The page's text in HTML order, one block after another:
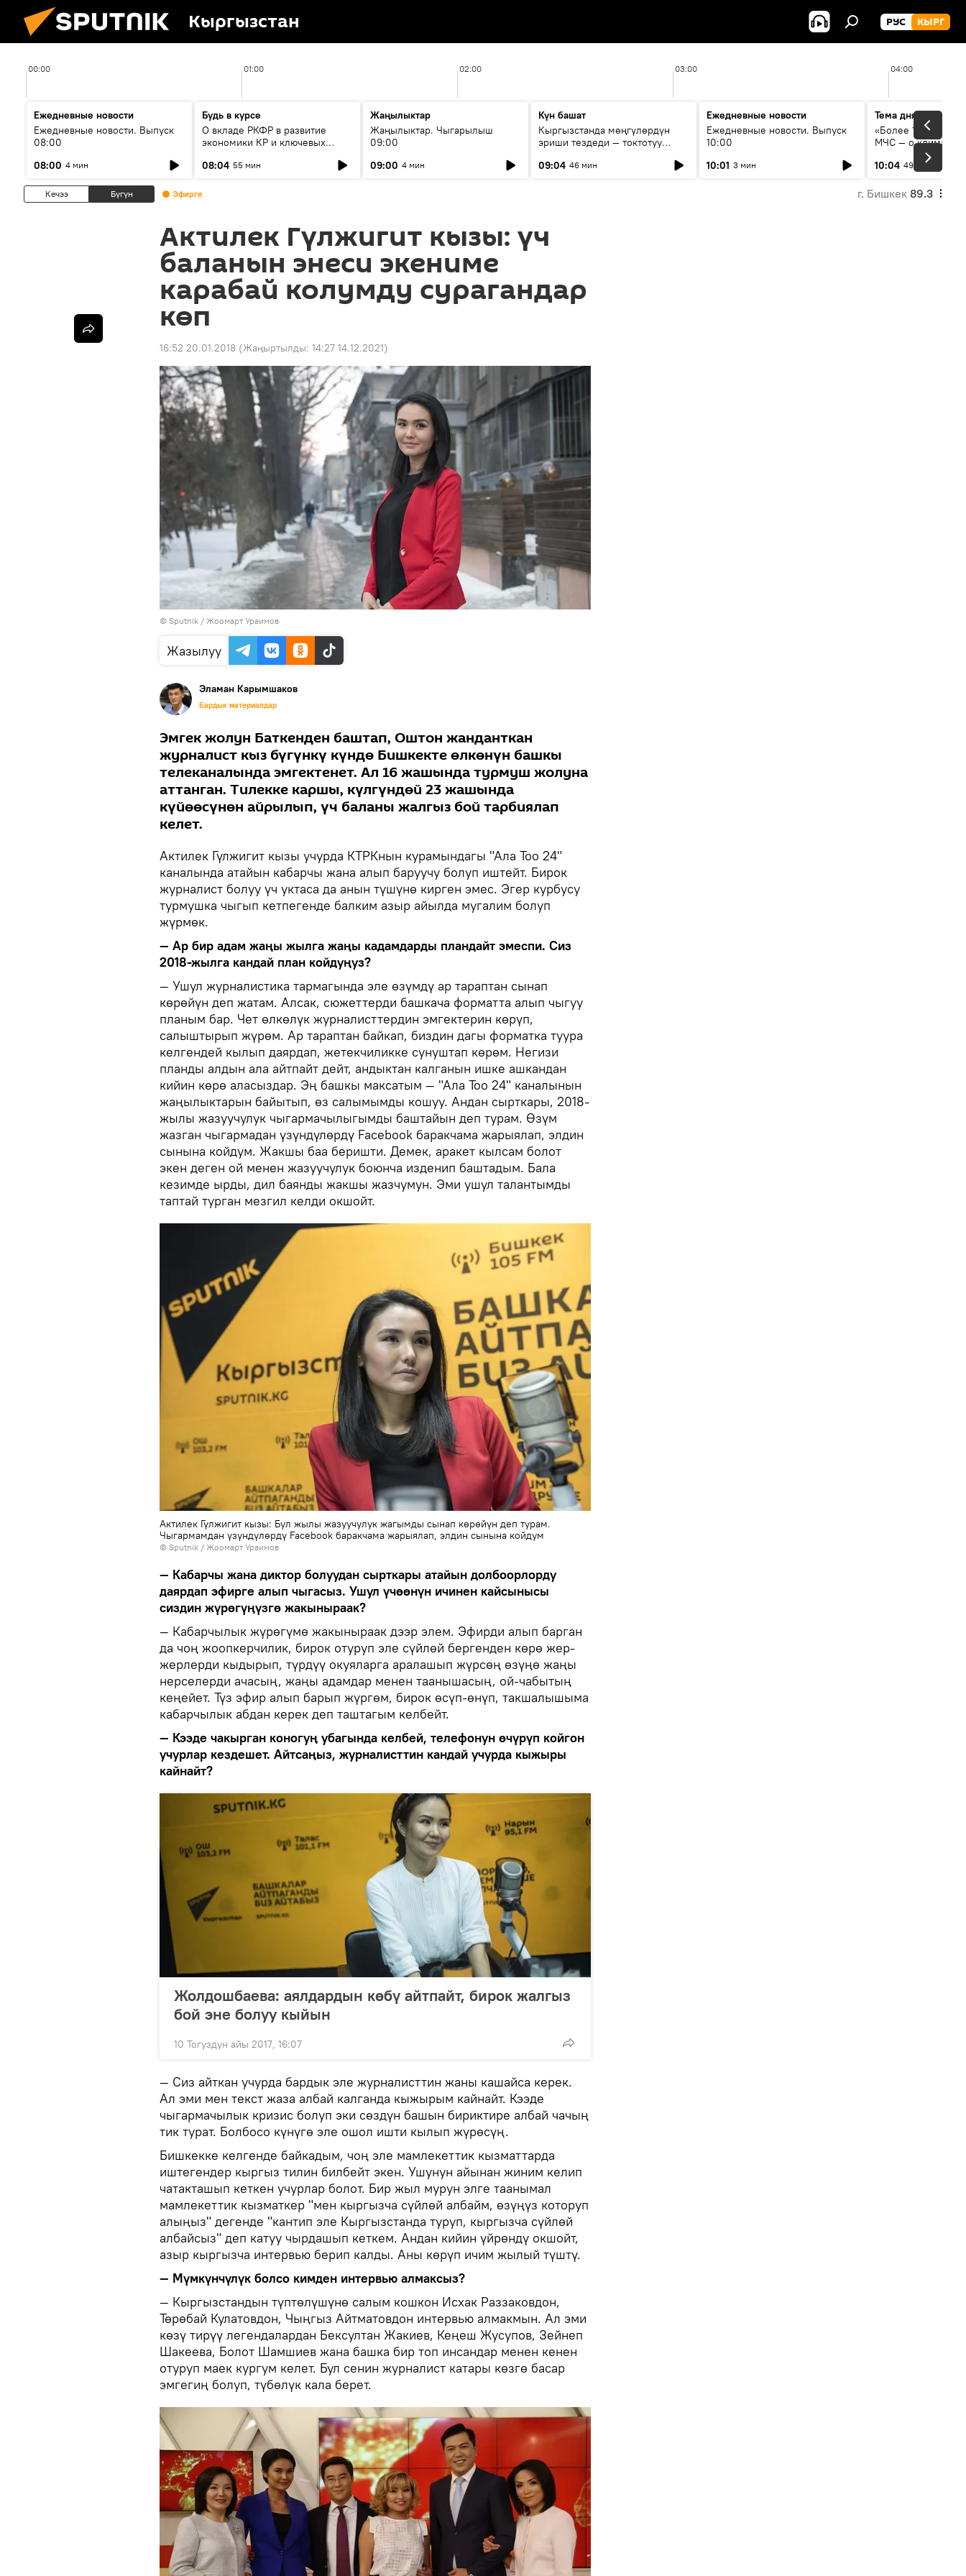
Кыргызстан РУС КЫРГ
00:00 01:00 02:00 03:00 04:00
Ежедневные новости
Ежедневные новости. Выпуск
08:00
08:00 4 мин
Будь в курсе
О вкладе РКФР в развитие
экономики КР и ключевых
08:04 55 мин
Жаңылыктар
Жаңылыктар. Чыгарылыш
09:00
09:00 4 мин
Күн башат
Кыргызстанда мөңгүлөрдүн
эриши тездеди — токтотуу
09:04 46 мин
Ежедневные новости
Ежедневные новости. Выпуск
10:00
10:01 3 мин
Тема дня
«Более 1200 сёл в
МЧС — о климате,
системе
населения
10:04 49 мин
Кечээ Бүгүн Эфирге г. Бишкек 89.3
Актилек Гүлжигит кызы: үч
баланын энеси экениме
карабай колумду сурагандар
көп
16:52 20.01.2018 (Жаңыртылды: 14:27 14.12.2021)
© Sputnik / Жоомарт Ураимов
Жазылуу
Эламан Карымшаков
Бардык материалдар
Эмгек жолун Баткенден баштап, Оштон жанданткан
журналист кыз бүгүнкү күндө Бишкекте өлкөнүн башкы
телеканалында эмгектенет. Ал 16 жашында турмуш жолуна
аттанган. Тилекке каршы, күлгүндөй 23 жашында
күйөөсүнөн айрылып, үч баланы жалгыз бой тарбиялап
келет.
Актилек Гүлжигит кызы учурда КТРКнын курамындагы "Ала Тоо 24"
каналында атайын кабарчы жана алып баруучу болуп иштейт. Бирок
журналист болуу үч уктаса да анын түшүнө кирген эмес. Эгер курбусу
турмушка чыгып кетпегенде балким азыр айылда мугалим болуп
жүрмөк.
— Ар бир адам жаңы жылга жаңы кадамдарды пландайт эмеспи. Сиз
2018-жылга кандай план койдуңуз?
— Ушул журналистика тармагында эле өзүмдү ар тараптан сынап
көрөйүн деп жатам. Алсак, сюжеттерди башкача форматта алып чыгуу
планым бар. Чет өлкөлүк журналисттердин эмгектерин көрүп,
салыштырып жүрөм. Ар тараптан байкап, биздин дагы форматка туура
келгендей кылып даярдап, жетекчиликке сунуштап көрөм. Негизи
планды алдын ала айтпайт дейт, андыктан калганын ишке ашкандан
кийин көрө аласыздар. Эң башкы максатым — "Ала Тоо 24" каналынын
жаңылыктарын байытып, өз салымымды кошуу. Андан сырткары, 2018-
жылы жазуучулук чыгармачылыгымды баштайын деп турам. Өзүм
жазган чыгармадан үзүндүлөрдү Facebook баракчама жарыялап, элдин
сынына койдум. Жакшы баа беришти. Демек, аракет кылсам болот
экен деген ой менен жазуучулук боюнча изденип баштадым. Бала
кезимде ырды, дил баянды жакшы жазчумун. Эми ушул талантымды
таптай турган мезгил келди окшойт.
Актилек Гүлжигит кызы: Бул жылы жазуучулук жагымды сынап көрөйүн деп турам.
Чыгармамдан үзүндүлөрдү Facebook баракчама жарыялап, элдин сынына койдум
© Sputnik / Жоомарт Ураимов
— Кабарчы жана диктор болуудан сырткары атайын долбоорлорду
даярдап эфирге алып чыгасыз. Ушул үчөөнүн ичинен кайсынысы
сиздин жүрөгүңүзгө жакыныраак?
— Кабарчылык жүрөгүмө жакыныраак дээр элем. Эфирди алып барган
да чоң жоопкерчилик, бирок отуруп эле сүйлөй бергенден көрө жер-
жерлерди кыдырып, түрдүү окуяларга аралашып жүрсөң өзүңө жаңы
нерселерди ачасың, жаңы адамдар менен таанышасың, ой-чабытың
кеңейет. Түз эфир алып барып жүргөм, бирок өсүп-өнүп, такшалышыма
кабарчылык абдан керек деп таштагым келбейт.
— Кээде чакырган коногуң убагында келбей, телефонун өчүрүп койгон
учурлар кездешет. Айтсаңыз, журналисттин кандай учурда кыжыры
кайнайт?
Жолдошбаева: аялдардын көбү айтпайт, бирок жалгыз
бой эне болуу кыйын
10 Тогуздун айы 2017, 16:07
— Сиз айткан учурда бардык эле журналисттин жаны кашайса керек.
Ал эми мен текст жаза албай калганда кыжырым кайнайт. Кээде
чыгармачылык кризис болуп эки сөздүн башын бириктире албай чачың
тик турат. Болбосо күнүгө эле ошол ишти кылып жүрөсүң.
Бишкекке келгенде байкадым, чоң эле мамлекеттик кызматтарда
иштегендер кыргыз тилин билбейт экен. Ушунун айынан жиним келип
чатакташып кеткен учурлар болот. Бир жыл мурун элге таанымал
мамлекеттик кызматкер "мен кыргызча сүйлөй албайм, өзүңүз которуп
алыңыз" дегенде "кантип эле Кыргызстанда туруп, кыргызча сүйлөй
албайсыз" деп катуу чырдашып кеткем. Андан кийин үйрөндү окшойт,
азыр кыргызча интервью берип калды. Аны көрүп ичим жылый түштү.
— Мүмкүнчүлүк болсо кимден интервью алмаксыз?
— Кыргызстандын түптөлүшүнө салым кошкон Исхак Раззаковдон,
Төрөбай Кулатовдон, Чыңгыз Айтматовдон интервью алмакмын. Ал эми
көзү тирүү легендалардан Бексултан Жакиев, Кеңеш Жусупов, Зейнеп
Шакеева, Болот Шамшиев жана башка бир топ инсандар менен кенен
отуруп маек кургум келет. Бул сенин журналист катары көзгө басар
эмгегиң болуп, түбөлүк кала берет.